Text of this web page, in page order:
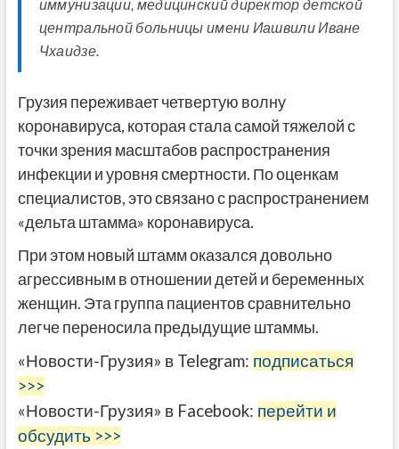
иммунизации, медицинский директор детской
центральной больницы имени Иашвили Иване
Чхаидзе.
Грузия переживает четвертую волну
коронавируса, которая стала самой тяжелой с
точки зрения масштабов распространения
инфекции и уровня смертности. По оценкам
специалистов, это связано с распространением
«дельта штамма» коронавируса.
При этом новый штамм оказался довольно
агрессивным в отношении детей и беременных
женщин. Эта группа пациентов сравнительно
легче переносила предыдущие штаммы.
«Новости-Грузия» в Telegram: подписаться
>>>
«Новости-Грузия» в Facebook: перейти и
обсудить >>>